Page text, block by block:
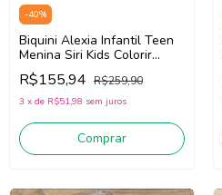
-40%
Biquini Alexia Infantil Teen
Menina Siri Kids Colorir
40193 (Rosa/Laranja)
R$155,94 R$259,90
3 x de R$51,98 sem juros
Comprar